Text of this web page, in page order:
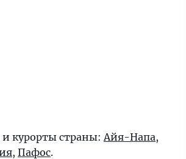
и курорты страны:Айя-Напа,
, Пафос.